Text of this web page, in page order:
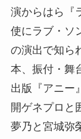
演からはら『
使にラブ・ソ
の演出で知ら
本、振付・舞
出版『アニー
開ゲネプロと
夢乃と宮城弥